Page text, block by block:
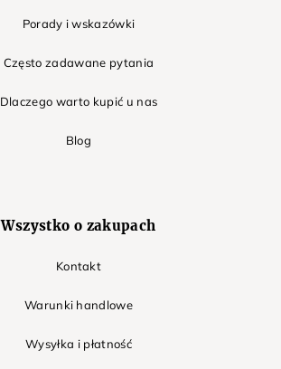
Porady i wskazówki
Często zadawane pytania
Dlaczego warto kupić u nas
Blog
Wszystko o zakupach
Kontakt
Warunki handlowe
Wysyłka i płatność